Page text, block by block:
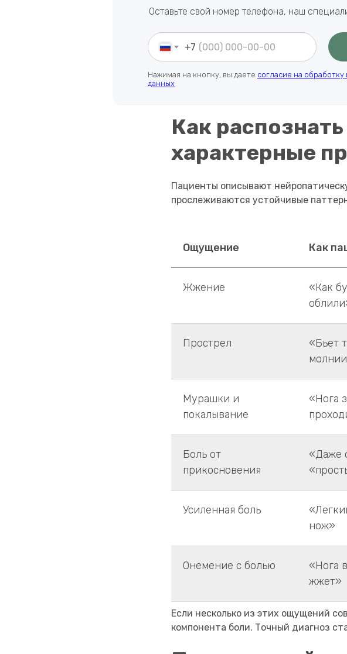
+7
Нажимая на кнопку, вы даете согласие на
данных
Оставьте свой номер телефона, наш
Как
характерные
Пациенты описывают
прослеживаются устойчивые
Ощущение Как
Жжение
«Как
Прострел
«Бьет
Мурашки и
покалывание
«Нога
Боль от
прикосновения
«Даже
Усиленная боль
нож»
Онемение с болью
«Нога
жжет»
Если несколько из этих ощущений
компонента боли. Точный диагноз